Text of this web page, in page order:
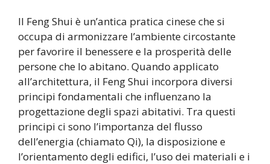
Il Feng Shui è un’antica pratica cinese che si
occupa di armonizzare l’ambiente circostante
per favorire il benessere e la prosperità delle
persone che lo abitano. Quando applicato
all’architettura, il Feng Shui incorpora diversi
principi fondamentali che influenzano la
progettazione degli spazi abitativi. Tra questi
principi ci sono l’importanza del flusso
dell’energia (chiamato Qi), la disposizione e
l’orientamento degli edifici, l’uso dei materiali e i